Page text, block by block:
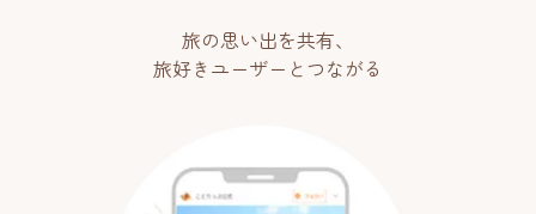
旅の思い出を共有、
旅好きユーザーとつながる